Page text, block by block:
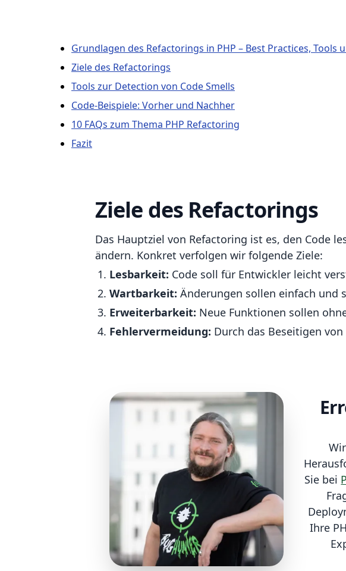
Grundlagen des Refactorings in PHP – Best Practices, Tools
Ziele des Refactorings
Tools zur Detection von Code Smells
Code-Beispiele: Vorher und Nachher
10 FAQs zum Thema PHP Refactoring
Fazit
Ziele des Refactorings
Das Hauptziel von Refactoring ist es, den Code
ändern. Konkret verfolgen wir folgende Ziele:
Lesbarkeit: Code soll für Entwickler leicht
Wartbarkeit: Änderungen sollen einfach und
Erweiterbarkeit: Neue Funktionen sollen
Fehlervermeidung: Durch das Beseitigen
Sie bei
Ihre